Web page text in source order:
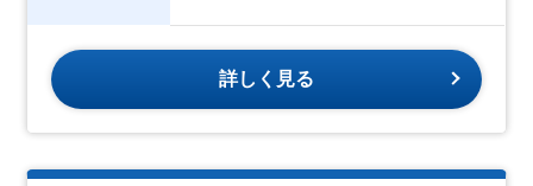
詳しく見る